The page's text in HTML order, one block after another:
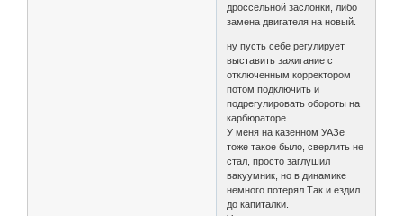
дроссельной заслонки, либо
замена двигателя на новый.
ну пусть себе регулирует
выставить зажигание с
отключенным корректором
потом подключить и
подрегулировать обороты на
карбюраторе
У меня на казенном УАЗе
тоже такое было, сверлить не
стал, просто заглушил
вакуумник, но в динамике
немного потерял.Так и ездил
до капиталки.